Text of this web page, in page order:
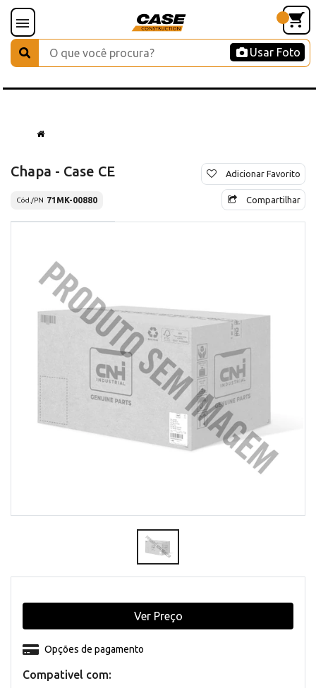
Usar Foto
Chapa - Case CE
Cód./PN 71MK-00880
Adicionar Favorito
Compartilhar
Compativel com:
Opções de pagamento
Ver Preço